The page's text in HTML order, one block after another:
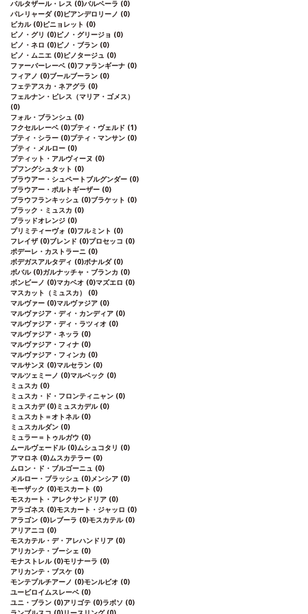
バルタザール・レス (0)バルベーラ (0)
パレリャーダ (0)ピアンデロリーノ (0)
ビカル (0)ピニョレット (0)
ピノ・グリ (0)ピノ・グリージョ (0)
ピノ・ネロ (0)ピノ・ブラン (0)
ピノ・ムニエ (0)ピノタージュ (0)
ファーバーレーベ (0)ファランギーナ (0)
フィアノ (0)ブールブーラン (0)
フェテアスカ・ネアグラ (0)
フェルナン・ピレス（マリア・ゴメス）
(0)
フォル・ブランシュ (0)
フクセルレーベ (0)プティ・ヴェルド (1)
プティ・シラー (0)プティ・マンサン (0)
プティ・メルロー (0)
プティット・アルヴィーヌ (0)
プフングシュタット (0)
ブラウアー・シュペートブルグンダー (0)
ブラウアー・ポルトギーザー (0)
ブラウフランキッシュ (0)ブラケット (0)
ブラック・ミュスカ (0)
ブラッドオレンジ (0)
プリミティーヴォ (0)フルミント (0)
フレイザ (0)ブレンド (0)プロセッコ (0)
ポデーレ・カストラーニ (0)
ボデガスアルタディ (0)ボナルダ (0)
ボバル (0)ガルナッチャ・ブランカ (0)
ボンビーノ (0)マカベオ (0)マズエロ (0)
マスカット（ミュスカ） (0)
マルヴァー (0)マルヴァジア (0)
マルヴァジア・ディ・カンディア (0)
マルヴァジア・ディ・ラツィオ (0)
マルヴァジア・ネッラ (0)
マルヴァジア・フィナ (0)
マルヴァジア・フィンカ (0)
マルサンヌ (0)マルセラン (0)
マルツェミーノ (0)マルベック (0)
ミュスカ (0)
ミュスカ・ド・フロンティニャン (0)
ミュスカデ (0)ミュスカデル (0)
ミュスカト＝オトネル (0)
ミュスカルダン (0)
ミュラー＝トゥルガウ (0)
ムールヴェードル (0)ムシュコタリ (0)
アマロネ (0)ムスカテラー (0)
ムロン・ド・ブルゴーニュ (0)
メルロー・ブラッシュ (0)メンシア (0)
モーザック (0)モスカート (0)
モスカート・アレクサンドリア (0)
アラゴネス (0)モスカート・ジャッロ (0)
アラゴン (0)レブーラ (0)モスカテル (0)
アリアニコ (0)
モスカテル・デ・アレハンドリア (0)
アリカンテ・ブーシェ (0)
モナストレル (0)モリナーラ (0)
アリカンテ・ブスケ (0)
モンテプルチアーノ (0)モンルビオ (0)
ユービロイムスレーベ (0)
ユニ・ブラン (0)アリゴテ (0)ラボソ (0)